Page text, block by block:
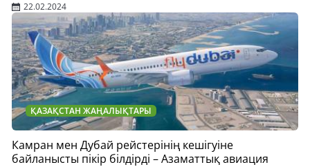
22.02.2024
ҚАЗАҚСТАН ЖАҢАЛЫҚТАРЫ
Камран мен Дубай рейстерінің кешігуіне
байланысты пікір білдірді – Азаматтық авиация